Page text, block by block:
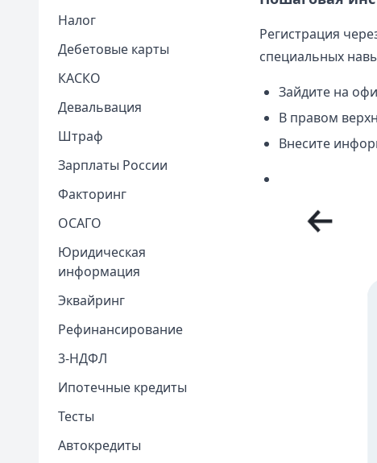
Налог
Дебетовые карты
КАСКО
Девальвация
Штраф
Зарплаты России
Факторинг
ОСАГО
Юридическая
информация
Эквайринг
Рефинансирование
3-НДФЛ
Ипотечные кредиты
Тесты
Автокредиты
Регистрация
специальных
Зайдите на
В правом
Внесите